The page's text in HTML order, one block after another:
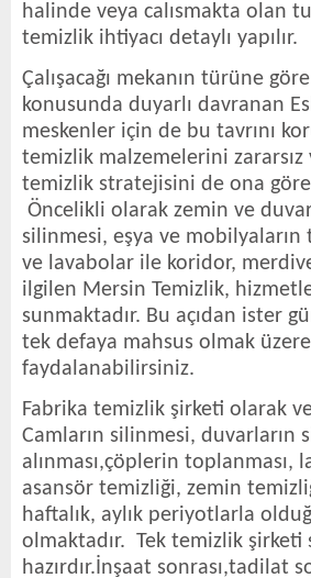
halinde veya calısmakta olan
temizlik ihtiyacı detaylı yapılır.
Çalışacağı mekanın türüne
konusunda duyarlı davranan
meskenler için de bu tavrını
temizlik malzemelerini
temizlik stratejisini de ona
Öncelikli olarak zemin ve
silinmesi, eşya ve mobilyaların
ve lavabolar ile koridor,
ilgilen Mersin Temizlik,
sunmaktadır. Bu açıdan ister
tek defaya mahsus olmak
faydalanabilirsiniz.
Fabrika temizlik şirketi olarak
Camların silinmesi,
alınması,çöplerin
asansör temizliği, zemin
haftalık, aylık periyotlarla
olmaktadır. Tek temizlik
hazırdır.İnşaat sonrası,tadilat